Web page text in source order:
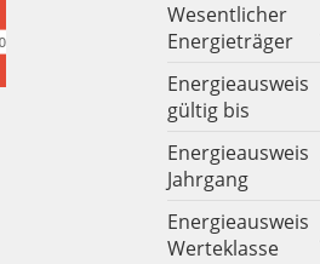
Wesentlicher
Energieträger
Energieausweis
gültig bis
Energieausweis
Jahrgang
Energieausweis
Werteklasse